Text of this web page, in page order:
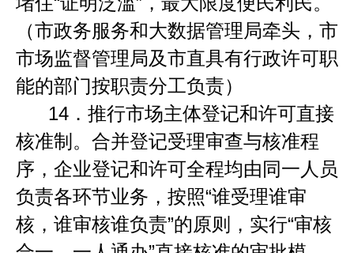
（市政务服务和大数据管理局牵头，市
市场监督管理局及市直具有行政许可职
能的部门按职责分工负责）
14． 推行市场主体登记和许可直接
核准制。合并登记受理审查与核准程
序，企业登记和许可全程均由同一人员
负责各环节业务 ， 按照“谁受理谁审
核，谁审核谁负责”的原则，实行“审核